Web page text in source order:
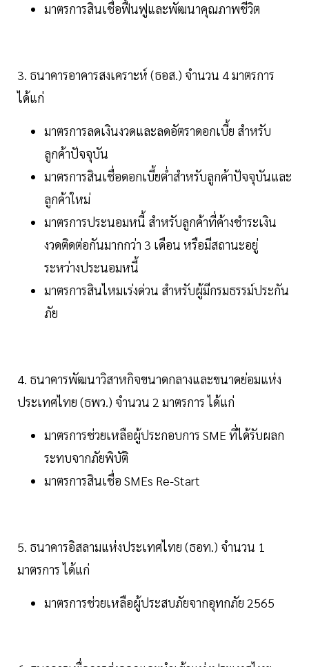
มาตรการสินเชื่อฟื้นฟูและพัฒนาคุณภาพชีวิต
3. ธนาคารอาคารสงเคราะห์ (ธอส.) จำนวน 4 มาตรการ
ได้แก่
มาตรการลดเงินงวดและลดอัตราดอกเบี้ย สำหรับ
ลูกค้าปัจจุบัน
มาตรการสินเชื่อดอกเบี้ยต่ำสำหรับลูกค้าปัจจุบันและ
ลูกค้าใหม่
มาตรการประนอมหนี้ สำหรับลูกค้าที่ค้างชำระเงิน
งวดติดต่อกันมากกว่า 3 เดือน หรือมีสถานะอยู่
ระหว่างประนอมหนี้
มาตรการสินไหมเร่งด่วน สำหรับผู้มีกรมธรรม์ประกัน
ภัย
4. ธนาคารพัฒนาวิสาหกิจขนาดกลางและขนาดย่อมแห่ง
ประเทศไทย (ธพว.) จำนวน 2 มาตรการ ได้แก่
มาตรการช่วยเหลือผู้ประกอบการ SME ที่ได้รับผลก
ระทบจากภัยพิบัติ
มาตรการสินเชื่อ SMEs Re-Start
5. ธนาคารอิสลามแห่งประเทศไทย (ธอท.) จำนวน 1
มาตรการ ได้แก่
มาตรการช่วยเหลือผู้ประสบภัยจากอุทกภัย 2565